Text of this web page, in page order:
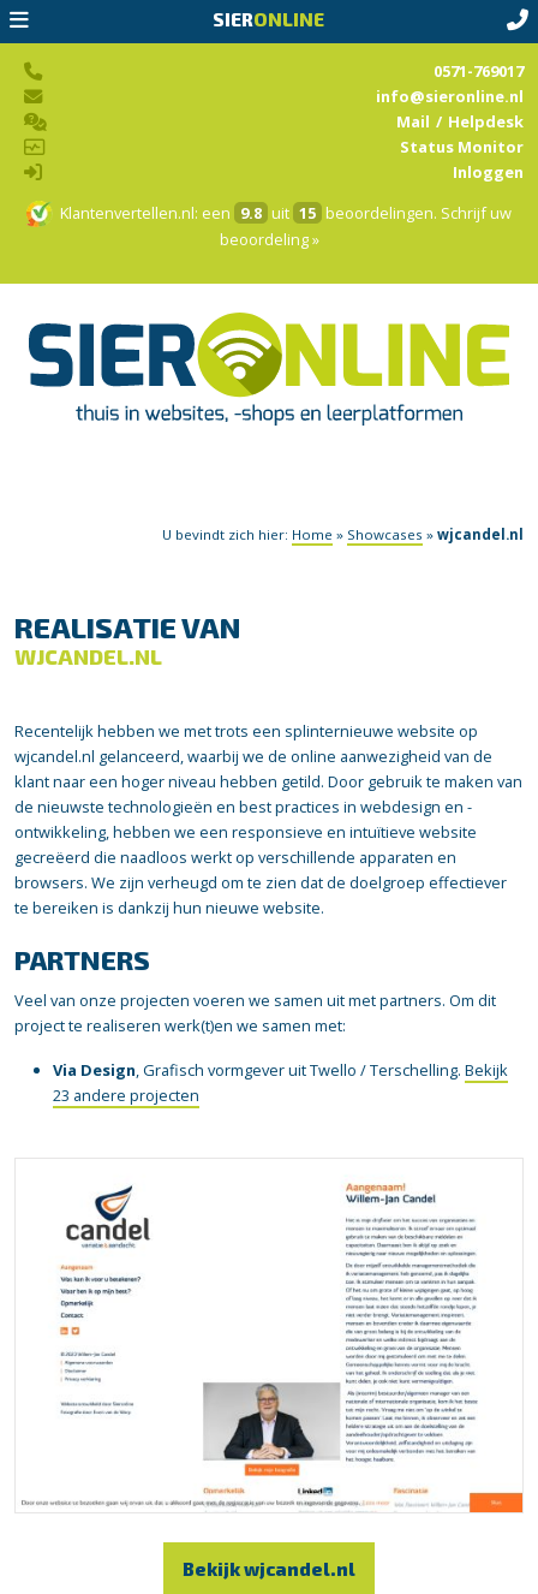
SIERONLINE
Klantenvertellen.nl: een 9.8 uit 15 beoordelingen. Schrijf uw
beoordeling »
0571-769017
info@sieronline.nl
Mail / Helpdesk
Status Monitor
Inloggen
U bevindt zich hier: Home » Showcases » wjcandel.nl
Bekijk wjcandel.nl
REALISATIE VAN
WJCANDEL.NL
Recentelijk hebben we met trots een splinternieuwe website op
wjcandel.nl gelanceerd, waarbij we de online aanwezigheid van de
klant naar een hoger niveau hebben getild. Door gebruik te maken van
de nieuwste technologieën en best practices in webdesign en -
ontwikkeling, hebben we een responsieve en intuïtieve website
gecreëerd die naadloos werkt op verschillende apparaten en
browsers. We zijn verheugd om te zien dat de doelgroep effectiever
te bereiken is dankzij hun nieuwe website.
PARTNERS
Veel van onze projecten voeren we samen uit met partners. Om dit
project te realiseren werk(t)en we samen met:
Via Design, Grafisch vormgever uit Twello / Terschelling. Bekijk
23 andere projecten